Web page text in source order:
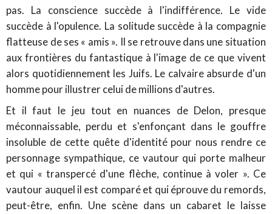
pas. La conscience succède à l'indifférence. Le vide
succède à l'opulence. La solitude succède à la compagnie
flatteuse de ses « amis ». Il se retrouve dans une situation
aux frontières du fantastique à l'image de ce que vivent
alors quotidiennement les Juifs. Le calvaire absurde d'un
homme pour illustrer celui de millions d'autres.
Et il faut le jeu tout en nuances de Delon, presque
méconnaissable, perdu et s'enfonçant dans le gouffre
insoluble de cette quête d'identité pour nous rendre ce
personnage sympathique, ce vautour qui porte malheur
et qui « transpercé d'une flèche, continue à voler ». Ce
vautour auquel il est comparé et qui éprouve du remords,
peut-être, enfin. Une scène dans un cabaret le laisse